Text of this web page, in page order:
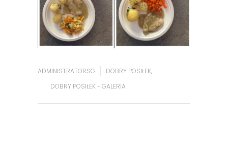
ADMINISTRATORSG DOBRY POSIŁEK,
DOBRY POSIŁEK - GALERIA